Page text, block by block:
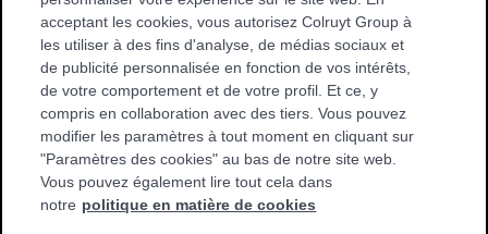
Trouvez une salle de sport près de chez vous
Trouvez
une
sport
près
de
chez
acceptant les cookies, vous autorisez Colruyt Group à
les utiliser à des fins d'analyse, de médias sociaux et
de publicité personnalisée en fonction de vos intérêts,
de votre comportement et de votre profil. Et ce, y
compris en collaboration avec des tiers. Vous pouvez
modifier les paramètres à tout moment en cliquant sur
"Paramètres des cookies" au bas de notre site web.
Vous pouvez également lire tout cela dans
notre politique en matière de cookies